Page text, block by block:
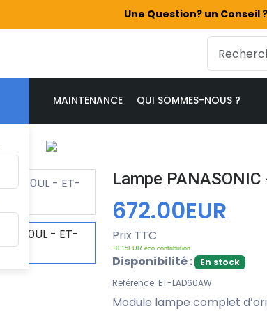
Une Question? un Conseil
MAINTENANCE QUI SOMMES-NOUS ?
Lampe
672.00EUR
Prix TTC
+0.15EUR eco contribution
Disponibilité :
En stock
Référence: ET-LAD60AW
Module lampe complet